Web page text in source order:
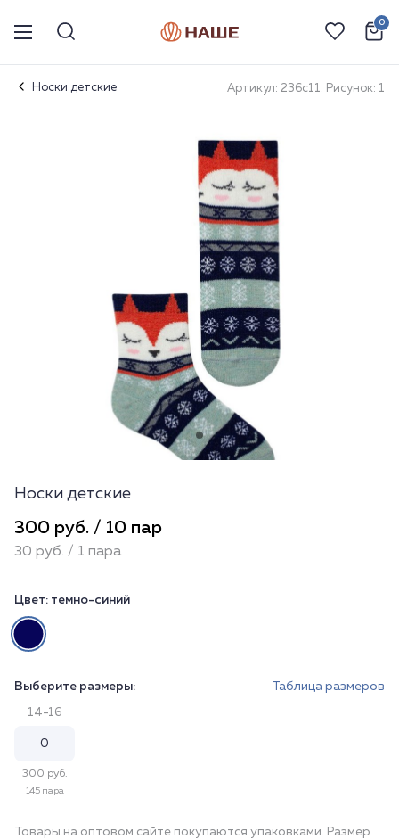
0
Носки детские Артикул: 236с11. Рисунок: 1
Носки детские
300 руб. / 10 пар
30 руб. / 1 пара
Цвет: темно-синий
Выберите размеры: Таблица размеров
14-16
300 руб.
145 пара
Товары на оптовом сайте покупаются упаковками. Размер